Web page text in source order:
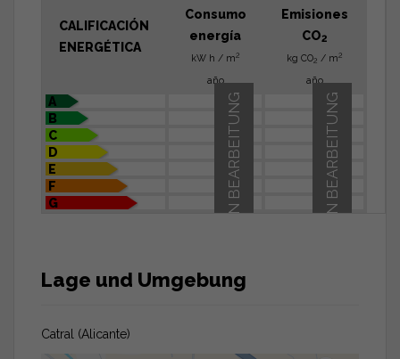
CALIFICACIÓN
ENERGÉTICA
Consumo
energía
kW h / m2
año
Emisiones
CO2
kg CO2 / m2
año
A
B
C
D
E
F
G
IN BEARBEITUNG
IN BEARBEITUNG
Lage und Umgebung
Catral (Alicante)